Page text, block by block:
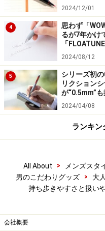
2024/12/01
4
思わず「
るが7年かけ
「
2024/08/12
5
シリーズ初
リクション
が“0.5mm”
2024/04/08
ランキン
All About > メンズスタ
男のこだわりグッズ
> 大
持ち歩きやすさと扱い
会社概要